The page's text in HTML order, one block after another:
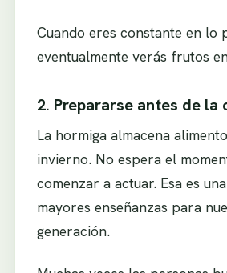
Cuando eres constante en lo
eventualmente verás frutos
2. Prepararse antes de la
La hormiga almacena
invierno. No espera el
comenzar a actuar. Esa es
mayores enseñanzas para
generación.